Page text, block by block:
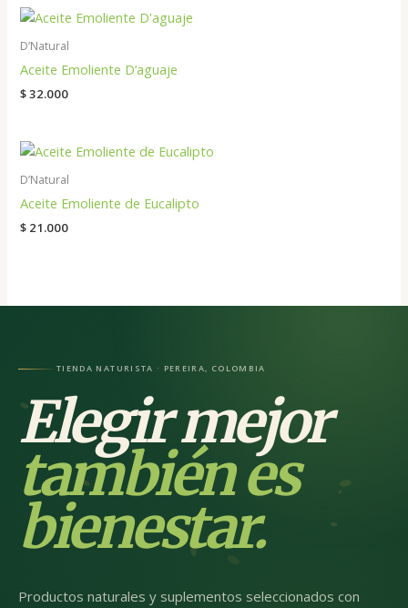
D’Natural
Aceite Emoliente D’aguaje
$32.000
D’Natural
Aceite Emoliente de Eucalipto
$ 21.000
TIENDA NATURISTA · PEREIRA, COLOMBIA
Elegir mejor
también es
bienestar.
Productos naturales y suplementos seleccionados con